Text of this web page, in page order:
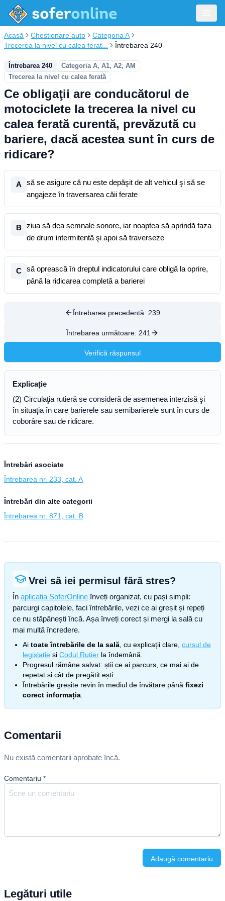
Acasă Chestionare auto
Categoria A
Trecerea la nivel cu calea ferat...
Întrebarea 240
Întrebarea 240
Categoria A, A1, A2, AM
Trecerea la nivel cu calea ferată
Ce obligaţii are conducătorul de
motociclete la trecerea la nivel cu
calea ferată curentă, prevăzută cu
bariere, dacă acestea sunt în curs de
ridicare?
A
să se asigure că nu este depăşit de alt vehicul şi să se
angajeze în traversarea căii ferate
B
ziua să dea semnale sonore, iar noaptea să aprindă faza
de drum intermitentă şi apoi să traverseze
C
să oprească în dreptul indicatorului care obligă la oprire,
până la ridicarea completă a barierei
Întrebarea precedentă: 239
Întrebarea următoare: 241
Verifică răspunsul
Explicație
(2) Circulaţia rutieră se consideră de asemenea interzisă şi
în situaţia în care barierele sau semibarierele sunt în curs de
coborâre sau de ridicare.
Întrebări asociate
Întrebarea nr. 233, cat. A
Întrebări din alte categorii
Întrebarea nr. 871, cat. B
Vrei să iei permisul fără stres?
În aplicația SoferOnline înveți organizat, cu pași simpli:
parcurgi capitolele, faci întrebările, vezi ce ai greșit și repeți
ce nu stăpânești încă. Așa înveți corect și mergi la sală cu
mai multă încredere.
Ai toate întrebările de la sală , cu explicații clare, cursul de
legislație și Codul Rutier la îndemână.
Progresul rămâne salvat: știi ce ai parcurs, ce mai ai de
repetat și cât de pregătit ești.
Întrebările greșite revin în mediul de învățare până fixezi
corect informația
Comentarii
Nu există comentarii aprobate încă.
Comentariu *
Adaugă comentariu
Legături utile